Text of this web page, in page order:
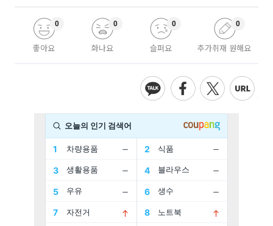
좋아요
0
화나요
0
슬퍼요
0
추가취재 원해요
0